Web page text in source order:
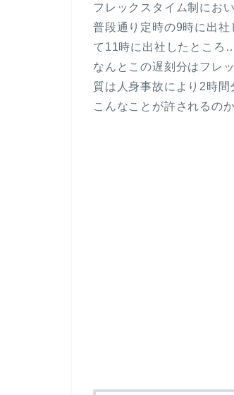
フレックスタイム制にお
普段通り定時の9時に出
て11時に出社したところ
なんとこの遅刻分はフレ
質は人身事故により2時間
こんなことが許されるの